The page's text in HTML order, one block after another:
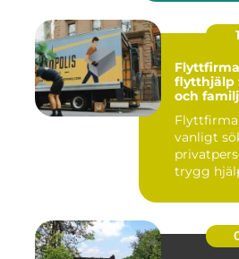
Flyttfirma
flytthjälp
och
vanligt
trygg